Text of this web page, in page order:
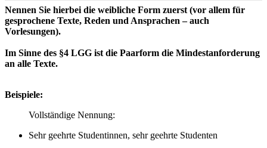
​​Nennen Sie hierbei die weibliche Form zuerst (vor allem für
gesprochene Texte, Reden und Ansprachen – auch
Vorlesungen).
Im Sinne des §4 LGG ist die Paarform die Mindestanforderung
an alle Texte.
Beispiele:
Vollständige Nennung:
Sehr geehrte Studentinnen​, sehr geehrte Studenten